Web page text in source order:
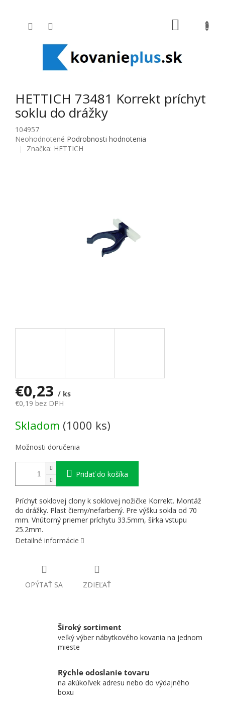
HETTICH 73481 Korrekt príchyt
soklu do drážky
104957
Priemerné hodnotenie produktu je 0,0 z 5 hviezdičiek.
Neohodnotené Podrobnosti hodnotenia
Značka: HETTICH
€0,23 / ks
€0,19 bez DPH
Skladom (1000 ks)
Možnosti doručenia
Pridať do košíka
Príchyt soklovej clony k soklovej nožičke Korrekt. Montáž
do drážky. Plast čierny/nefarbený. Pre výšku sokla od 70
mm. Vnútorný priemer príchytu 33.5mm, šírka vstupu
25.2mm.
Detailné informácie
OPÝTAŤ SA ZDIEĽAŤ
Široký sortiment
veľký výber nábytkového kovania na jednom
mieste
Rýchle odoslanie tovaru
na akúkoľvek adresu nebo do výdajného
boxu